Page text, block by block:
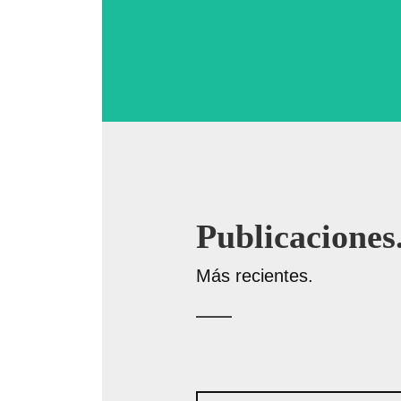
Más recientes.